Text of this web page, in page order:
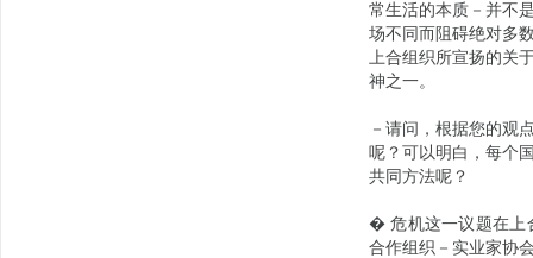
常生活的本质－并不
场不同而阻碍绝对多
上合组织所宣扬的关
神之一。
－请问，根据您的观
呢？可以明白，每个
共同方法呢？
� 危机这一议题在上
合作组织－实业家协